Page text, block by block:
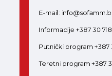
E-mail:
Informacije +387 30
Putnički program +387
Teretni program +387